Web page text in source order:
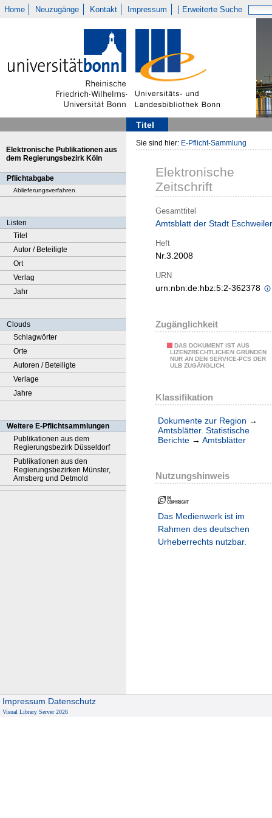
Home Neuzugänge Kontakt Impressum Erweiterte Suche
Titel
Elektronische Publikationen aus
dem Regierungsbezirk Köln
Pflichtabgabe
Ablieferungsverfahren
Listen
Titel
Autor / Beteiligte
Ort
Verlag
Jahr
Clouds
Schlagwörter
Orte
Autoren / Beteiligte
Verlage
Jahre
Weitere E-Pflichtsammlungen
Publikationen aus dem
Regierungsbezirk Düsseldorf
Publikationen aus den
Regierungsbezirken Münster,
Arnsberg und Detmold
Sie sind hier: E-Pflicht-Sammlung
Elektronische
Zeitschrift
Gesamttitel
Amtsblatt der Stadt Eschweiler
Heft
Nr.3.2008
URN
urn:nbn:de:hbz:5:2-362378
Zugänglichkeit
DAS DOKUMENT IST AUS
LIZENZRECHTLICHEN GRÜNDEN
NUR AN DEN SERVICE-PCS DER
ULB ZUGÄNGLICH.
Klassifikation
Dokumente zur Region →
Amtsblätter. Statistische
Berichte → Amtsblätter
Nutzungshinweis
Das Medienwerk ist im
Rahmen des deutschen
Urheberrechts nutzbar.
Impressum Datenschutz
Visual Library Server 2026